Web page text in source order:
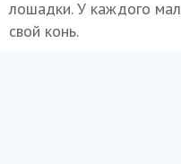
лошадки. У каждого
свой конь.